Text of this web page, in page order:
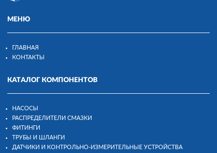
МЕНЮ
ГЛАВНАЯ
КОНТАКТЫ
КАТАЛОГ КОМПОНЕНТОВ
НАСОСЫ
РАСПРЕДЕЛИТЕЛИ СМАЗКИ
ФИТИНГИ
ТРУБЫ И ШЛАНГИ
ДАТЧИКИ И КОНТРОЛЬНО-ИЗМЕРИТЕЛЬНЫЕ УСТРОЙСТВА